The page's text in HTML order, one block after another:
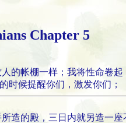
Chapter 5
的帐棚一样；我将性命卷
时候提醒你们，激发你们；
造的殿，三日内就另造一座